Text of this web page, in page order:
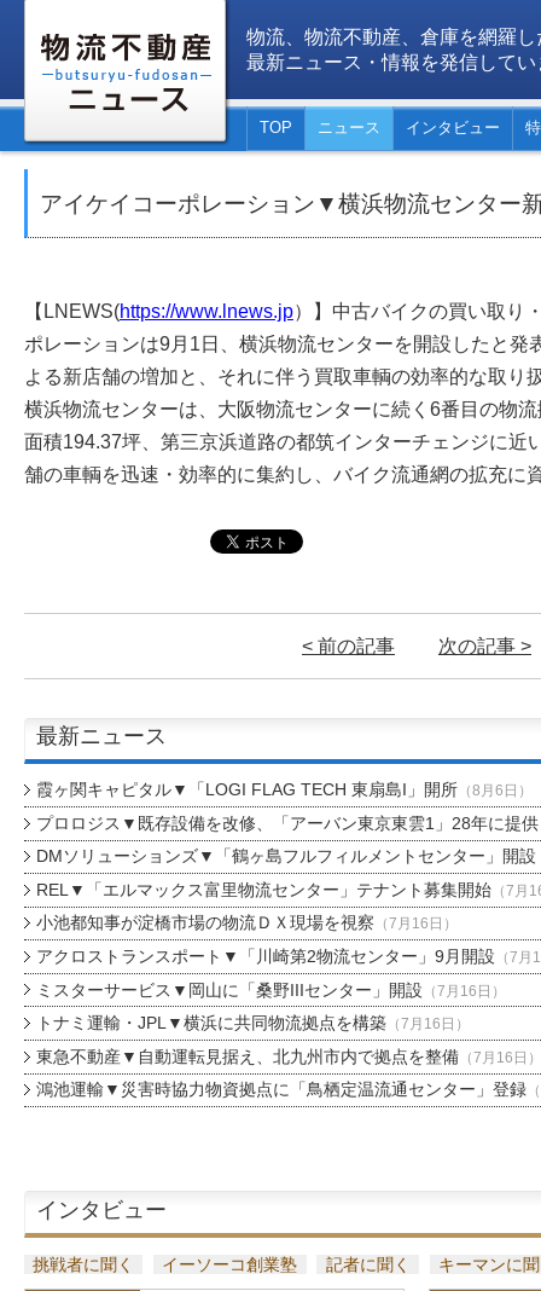
物流、物流不動産、倉庫を網羅し
最新ニュース・情報を発信してい
TOP ニュース インタビュー
アイケイコーポレーション▼横浜物流センター
【LNEWS(https://www.lnews.jp）】中古バイクの買い取り
ポレーションは9月1日、横浜物流センターを開設したと発
よる新店舗の増加と、それに伴う買取車輌の効率的な取り
横浜物流センターは、大阪物流センターに続く6番目の物
面積194.37坪、第三京浜道路の都筑インターチェンジに近
舗の車輌を迅速・効率的に集約し、バイク流通網の拡充に
< 前の記事 次の記事 >
最新ニュース
霞ヶ関キャピタル▼「LOGI FLAG TECH 東扇島I」開所（8月6日）
プロロジス▼既存設備を改修、「アーバン東京東雲1」28年に提供
DMソリューションズ▼「鶴ヶ島フルフィルメントセンター」開設
REL▼「エルマックス富里物流センター」テナント募集開始（7月
小池都知事が淀橋市場の物流ＤＸ現場を視察 （7月16日）
アクロストランスポート▼「川崎第2物流センター」9月開設 （7月
ミスターサービス▼岡山に「桑野IIIセンター」開設 （7月16日）
トナミ運輸・JPL▼横浜に共同物流拠点を構築（7月16日）
東急不動産▼自動運転見据え、北九州市内で拠点を整備（7月16日）
鴻池運輸▼災害時協力物資拠点に「鳥栖定温流通センター」登録
インタビュー
挑戦者に聞く イーソーコ創業塾 記者に聞く キーマンに